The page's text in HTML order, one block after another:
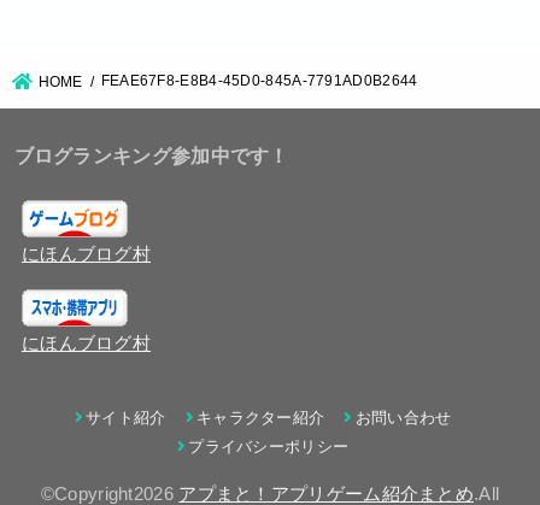
HOME FEAE67F8-E8B4-45D0-845A-7791AD0B2644
ブログランキング参加中です！
にほんブログ村
にほんブログ村
サイト紹介 キャラクター紹介
お問い合わせ
プライバシーポリシー
©Copyright2026 アプまと！アプリゲーム紹介まとめ.All